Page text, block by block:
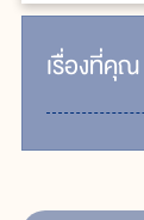
เรื่ิองที่คุณ